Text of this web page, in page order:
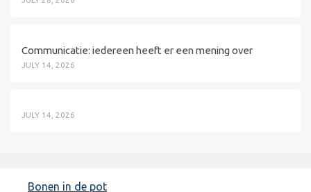
Communicatie: iedereen heeft er een mening over
JULY 14, 2026
JULY 14, 2026
Bonen in de pot